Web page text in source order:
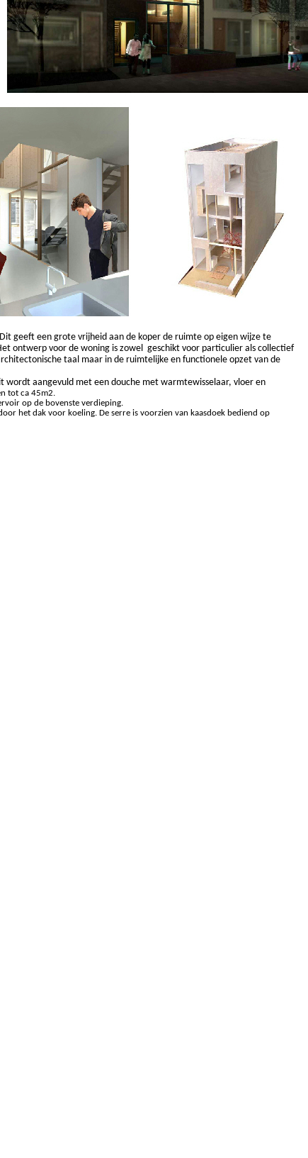
geeft een grote vrijheid aan de koper de ruimte op eigen wijze te
ontwerp voor de woning is zowel geschikt voor particulier als collectief
taal maar in de ruimtelijke en functionele opzet van de
aangevuld met een douche met warmtewisselaar, vloer en
tot ca 45m2.
op de bovenste verdieping.
het dak voor koeling. De serre is voorzien van kaasdoek bediend op